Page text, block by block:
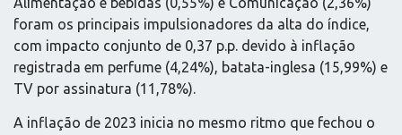
foram os principais impulsionadores da alta do índice,
com impacto conjunto de 0,37 p.p. devido à inflação
registrada em perfume (4,24%), batata-inglesa (15,99%) e
TV por assinatura (11,78%).
A inflação de 2023 inicia no mesmo ritmo que fechou o